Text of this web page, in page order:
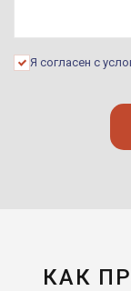
Я согласен с
КАК